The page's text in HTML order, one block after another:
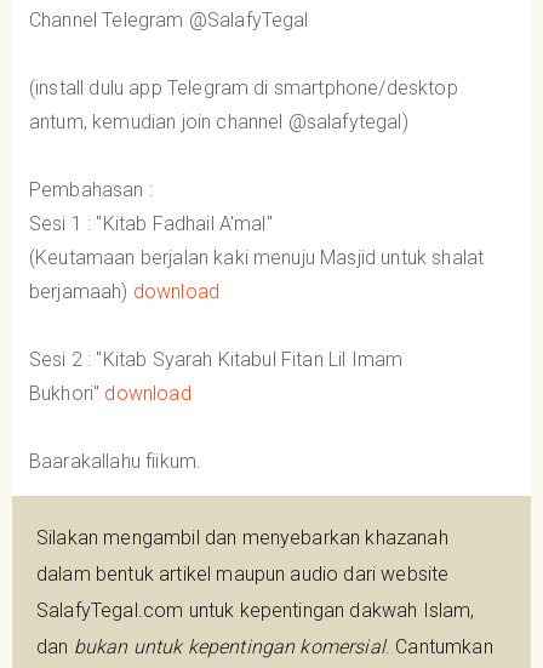
Channel Telegram @SalafyTegal
(install dulu app Telegram di smartphone/desktop
antum, kemudian join channel @salafytegal)
Pembahasan :
Sesi 1 : "Kitab Fadhail A'mal"
(Keutamaan berjalan kaki menuju Masjid untuk shalat
berjamaah) download
Sesi 2 : "Kitab Syarah Kitabul Fitan Lil Imam
Bukhori" download
Baarakallahu fiikum.
Silakan mengambil dan menyebarkan khazanah
dalam bentuk artikel maupun audio dari website
SalafyTegal.com untuk kepentingan dakwah Islam,
dan bukan untuk kepentingan komersial. Cantumkan